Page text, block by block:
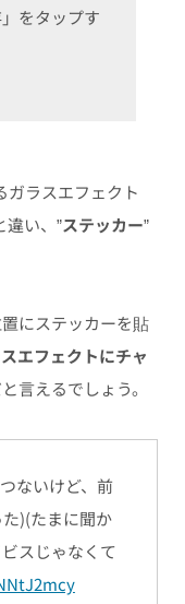
をタップす
ガラスエフェクト
違い、”ステッカー”
にステッカーを貼
エフェクトにチャ
言えるでしょう。
ないけど、前
)(たまに聞か
スじゃなくて